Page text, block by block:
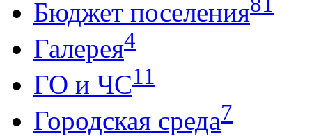
Бюджет поселения
Галерея4
ГО и ЧС11
Городская среда7